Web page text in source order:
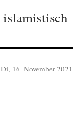
islamistisch
Di, 16. November 2021